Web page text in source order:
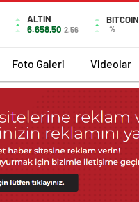
ALTIN
6.658,50 2,56
BITCOIN
%
Foto Galeri Videolar